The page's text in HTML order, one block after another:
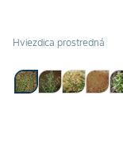
Hviezdica prostredná